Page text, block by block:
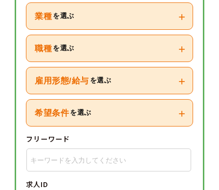
業種 を選ぶ +
職種 を選ぶ +
雇用形態/給与 を選ぶ +
希望条件 を選ぶ +
フリーワード
求人ID